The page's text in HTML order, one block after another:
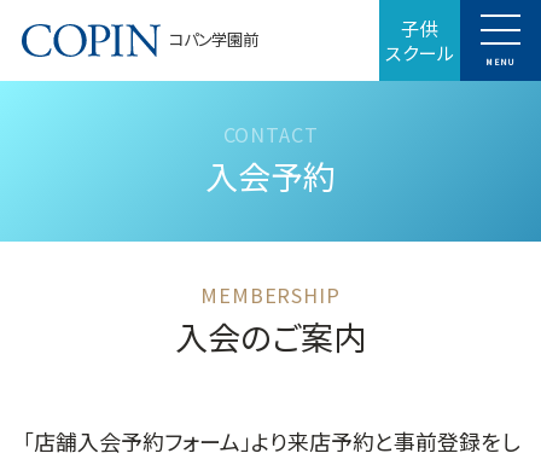
コパン学園前 子供
スクール MENU
入会予約
入会のご案内
「店舗入会予約フォーム」より来店予約と事前登録をし